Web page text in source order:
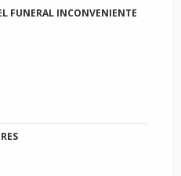
FUNERAL INCONVENIENTE